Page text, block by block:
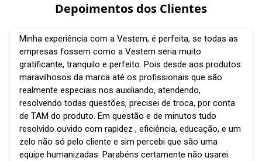
Depoimentos dos Clientes
Minha experiência com a Vestem, é perfeita, se todas as
empresas fossem como a Vestem seria muito
gratificante, tranquilo e perfeito. Pois desde aos produtos
maravilhosos da marca até os profissionais que são
realmente especiais nos auxiliando, atendendo,
resolvendo todas questões, precisei de troca, por conta
de TAM do produto. Em questão e de minutos tudo
resolvido ouvido com rapidez , eficiência, educação, e um
zelo não só pelo cliente e sim percebi que são uma
equipe humanizadas. Parabéns certamente não usarei